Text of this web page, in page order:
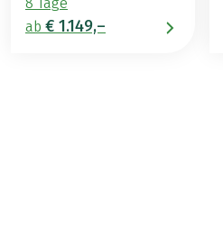
ab € 1.149,–